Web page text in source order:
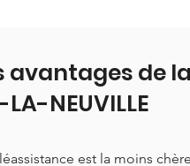
avantages de
LA-NEUVILLE
est la moins